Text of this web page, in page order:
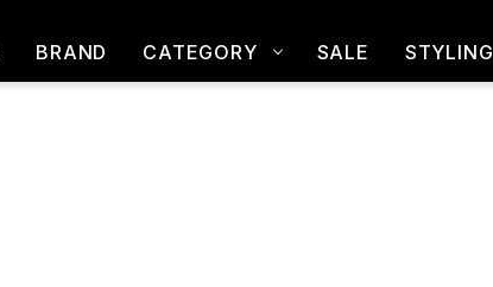
BRAND CATEGORY SALE STYLING